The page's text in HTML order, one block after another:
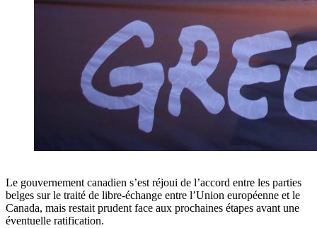
Le gouvernement canadien s’est réjoui de l’accord entre les parties
belges sur le traité de libre-échange entre l’Union européenne et le
Canada, mais restait prudent face aux prochaines étapes avant une
éventuelle ratification.